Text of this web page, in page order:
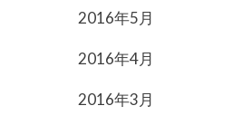
2016年5月
2016年4月
2016年3月